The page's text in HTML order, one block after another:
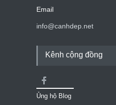
Email
info@canhdep.net
Kênh cộng đồng
Ủng hộ Blog